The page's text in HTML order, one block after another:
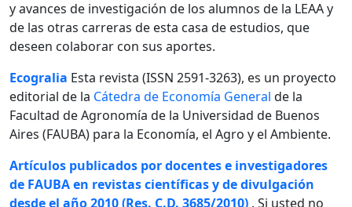
y avances de investigación de los alumnos de la LEAA y
de las otras carreras de esta casa de estudios, que
deseen colaborar con sus aportes.
Ecogralia Esta revista (ISSN 2591-3263), es un proyecto
editorial de la Cátedra de Economía General de la
Facultad de Agronomía de la Universidad de Buenos
Aires (FAUBA) para la Economía, el Agro y el Ambiente.
Artículos publicados por docentes e investigadores
de FAUBA en revistas científicas y de divulgación
desde el año 2010 (Res. C.D. 3685/2010) . Si usted no